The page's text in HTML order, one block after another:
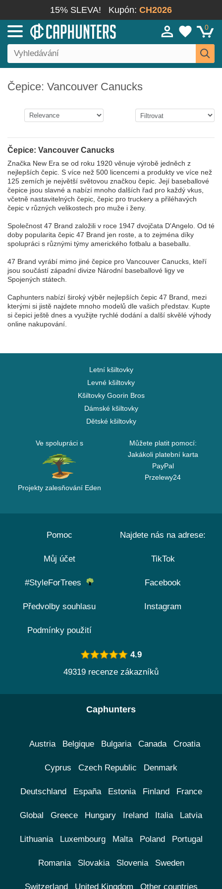
15% SLEVA! Kupón: CH2026
0
Čepice: Vancouver Canucks
Čepice: Vancouver Canucks
Značka New Era se od roku 1920 věnuje výrobě jedněch z
nejlepších čepic. S více než 500 licencemi a produkty ve více než
125 zemích je největší světovou značkou čepic. Její baseballové
čepice jsou slavné a nabízí mnoho dalších řad pro každý vkus,
včetně nastavitelných čepic, čepic pro truckery a přiléhavých
čepic v různých velikostech pro muže i ženy.
Společnost 47 Brand založili v roce 1947 dvojčata D'Angelo. Od té
doby popularita čepic 47 Brand jen roste, a to zejména díky
spolupráci s různými týmy amerického fotbalu a baseballu.
47 Brand vyrábí mimo jiné čepice pro Vancouver Canucks, kteří
jsou součástí západní divize Národní baseballové ligy ve
Spojených státech.
Caphunters nabízí široký výběr nejlepších čepic 47 Brand, mezi
kterými si jistě najdete mnoho modelů dle vašich představ. Kupte
si čepici ještě dnes a využijte rychlé dodání a další skvělé výhody
online nakupování.
Letní kšiltovky
Levné kšiltovky
Kšiltovky Goorin Bros
Dámské kšiltovky
Dětské kšiltovky
Ve spolupráci s
Projekty zalesňování Eden
Můžete platit pomocí:
Jakákoli platební karta
PayPal
Przelewy24
Pomoc
Můj účet
#StyleForTrees
Předvolby souhlasu
Podmínky použití
Najdete nás na adrese:
TikTok
Facebook
Instagram
4.9
49319 recenze zákazníků
Caphunters
Austria Belgique Bulgaria Canada Croatia
Cyprus Czech Republic Denmark
Deutschland España Estonia Finland France
Global Greece Hungary Ireland Italia Latvia
Lithuania Luxembourg Malta Poland Portugal
Romania Slovakia Slovenia Sweden
Switzerland United Kingdom Other countries